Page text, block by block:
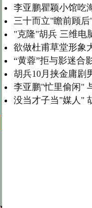
李亚鹏瞿颖小馆吃
三十而立"瞻前顾
"克隆"胡兵 三维电
欲做杜甫草堂形象
“黄蓉”拒与影迷合
胡兵10月挟金庸剧
李亚鹏"忙里偷闲"
没当才子当"媒人"